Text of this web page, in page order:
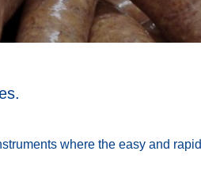
where the easy and rapid